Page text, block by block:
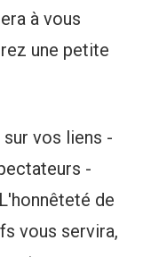
à vous
une petite
vos liens -
-
de
vous servira,